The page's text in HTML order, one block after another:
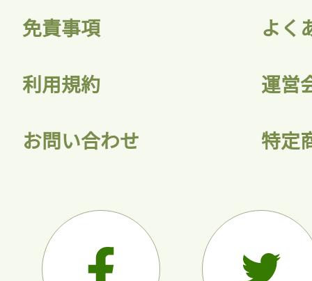
免責事項 よく
利用規約 運営
お問い合わせ 特定